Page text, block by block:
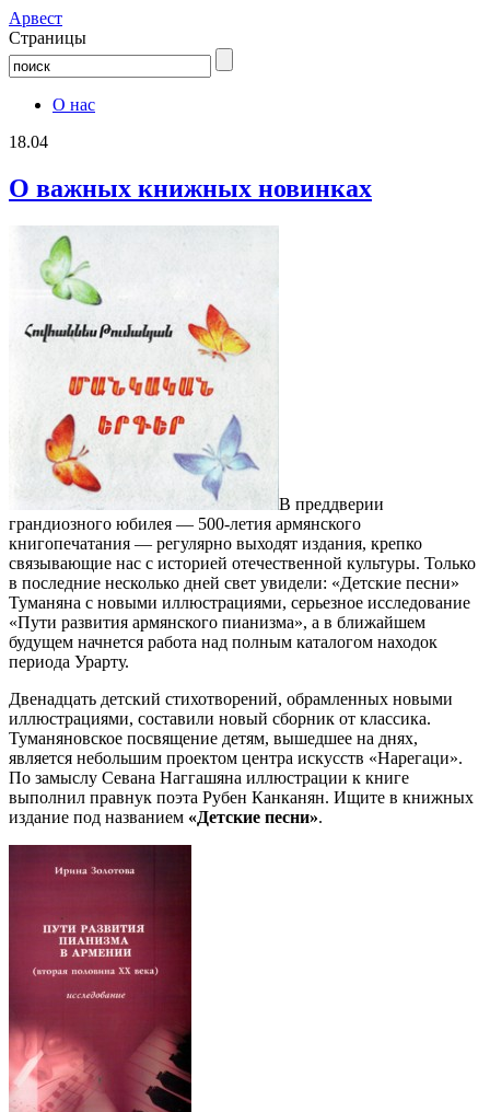
Aрвест
Страницы
О нас
18.04
О важных книжных новинках
В преддверии
грандиозного юбилея — 500-летия армянского
книгопечатания — регулярно выходят издания, крепко
связывающие нас с историей отечественной культуры. Только
в последние несколько дней свет увидели: «Детские песни»
Туманяна с новыми иллюстрациями, серьезное исследование
«Пути развития армянского пианизма», а в ближайшем
будущем начнется работа над полным каталогом находок
периода Урарту.
Двенадцать детский стихотворений, обрамленных новыми
иллюстрациями, составили новый сборник от классика.
Туманяновское посвящение детям, вышедшее на днях,
является небольшим проектом центра искусств «Нарегаци».
По замыслу Севана Наггашяна иллюстрации к книге
выполнил правнук поэта Рубен Канканян. Ищите в книжных
издание под названием «Детские песни».